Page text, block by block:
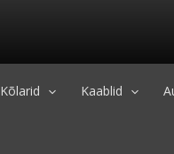
Kõlarid Kaablid